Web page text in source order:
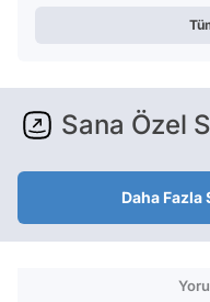
Sana Özel
Daha Fazla